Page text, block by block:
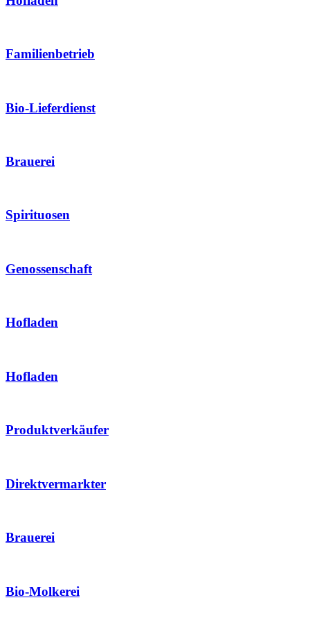
Familienbetrieb
Bio-Lieferdienst
Brauerei
Spirituosen
Genossenschaft
Hofladen
Hofladen
Produktverkäufer
Direktvermarkter
Brauerei
Bio-Molkerei